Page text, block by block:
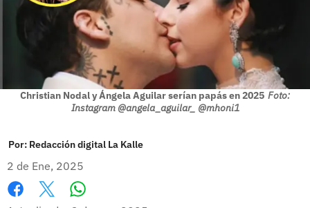
Christian Nodal y Ángela Aguilar serían papás en 2025 Foto:
Instagram @angela_aguilar_ @mhoni1
Por: Redacción digital La Kalle
2 de Ene, 2025
Facebook
X